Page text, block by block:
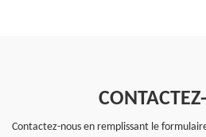
Contactez-nous en remplissant le